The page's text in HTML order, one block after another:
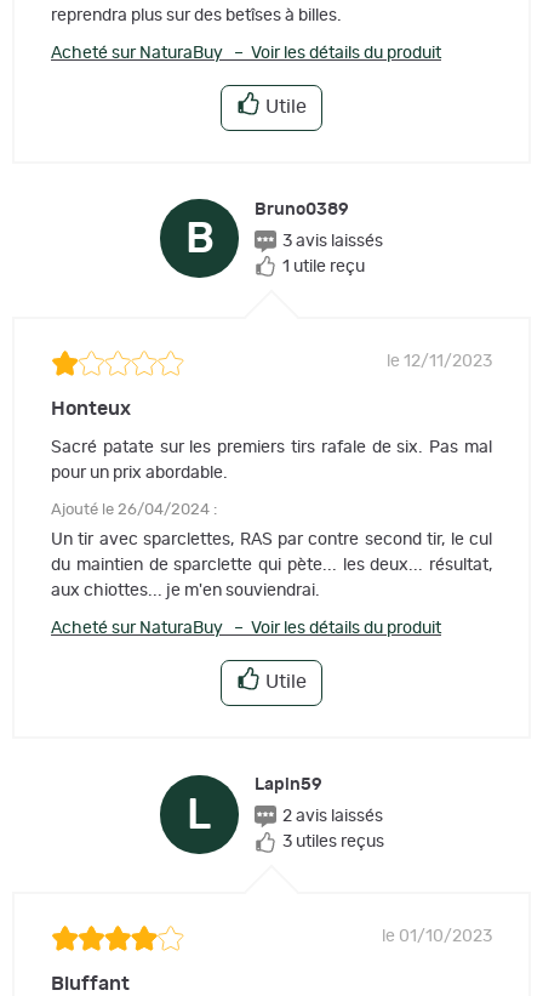
reprendra plus sur des betîses à billes.
Acheté sur NaturaBuy – Voir les détails du produit
Utile
B
Bruno0389
3 avis laissés
1 utile reçu
le 12/11/2023
Honteux
Sacré patate sur les premiers tirs rafale de six. Pas mal
pour un prix abordable.
Ajouté le 26/04/2024 :
Un tir avec sparclettes, RAS par contre second tir, le cul
du maintien de sparclette qui pète... les deux... résultat,
aux chiottes... je m'en souviendrai.
Acheté sur NaturaBuy – Voir les détails du produit
Utile
L
Lapin59
2 avis laissés
3 utiles reçus
le 01/10/2023
Bluffant